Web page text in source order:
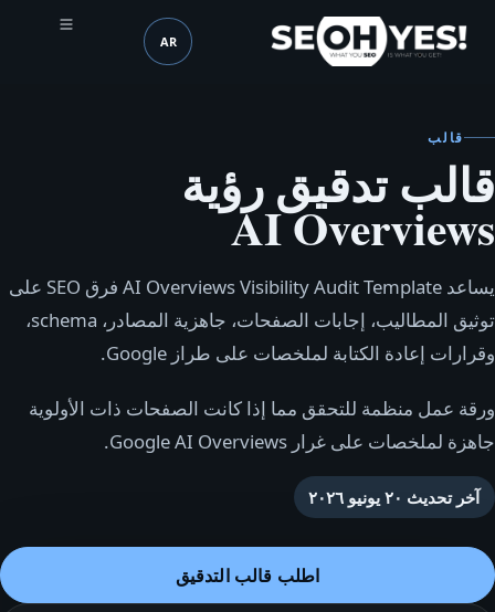
SEOH اللغة (mobile header)
AR
قالب
قالب تدقيق رؤية
AI Overviews
يساعد AI Overviews Visibility Audit Template فرق SEO على
توثيق المطاليب، إجابات الصفحات، جاهزية المصادر، schema،
وقرارات إعادة الكتابة لملخصات على طراز Google.
ورقة عمل منظمة للتحقق مما إذا كانت الصفحات ذات الأولوية
جاهزة لملخصات على غرار Google AI Overviews.
آخر تحديث ٢٠ يونيو ٢٠٢٦
اطلب قالب التدقيق